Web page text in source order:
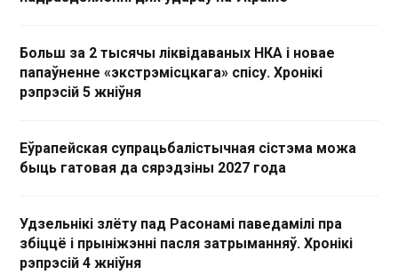
Больш за 2 тысячы ліквідаваных НКА і новае
папаўненне «экстрэмісцкага» спісу. Хронікі
рэпрэсій 5 жніўня
Еўрапейская супрацьбалістычная сістэма можа
быць гатовая да сярэдзіны 2027 года
Удзельнікі злёту пад Расонамі паведамілі пра
збіццё і прыніжэнні пасля затрыманняў. Хронікі
рэпрэсій 4 жніўня